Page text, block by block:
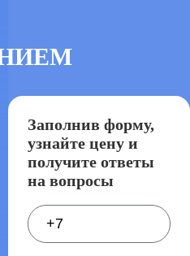
Заполнив форму,
узнайте цену и
получите ответы
на вопросы